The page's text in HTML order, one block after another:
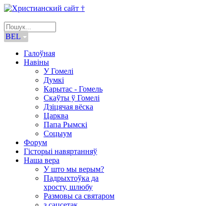
BEL
Галоўная
Навіны
У Гомелі
Думкі
Карытас - Гомель
Скаўты ў Гомелі
Дзіцячая вёска
Царква
Папа Рымскі
Соцыум
Форум
Гісторыі навяртанняў
Наша вера
У што мы верым?
Падрыхтоўка да
хросту, шлюбу
Размовы са святаром